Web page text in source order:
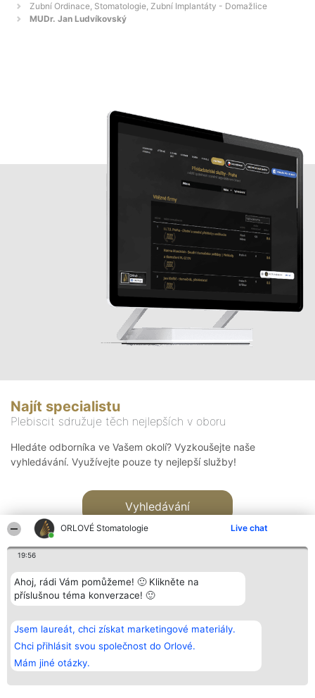
ORLOVÉ Stomatologie Live chat
19:56
Ahoj, rádi Vám pomůžeme! 🙂 Klikněte na
příslušnou téma konverzace! 🙂
Jsem laureát, chci získat marketingové materiály.
Chci přihlásit svou společnost do Orlové.
Mám jiné otázky.
Zubní Ordinace, Stomatologie, Zubní Implantáty - Domažlice
MUDr. Jan Ludvíkovský
Najít specialistu
Plebiscit sdružuje těch nejlepších v oboru
Hledáte odborníka ve Vašem okolí? Vyzkoušejte naše
vyhledávání. Využívejte pouze ty nejlepší služby!
Vyhledávání
Bright Side Solutions sp. z o.
o. sp. k.
ul. Ruska 22
Wrocław 50-079
KRS 0000749100 | Regon
381313360 | NIP 8943132676
Vítězové
Seznam všech
laureátů
Zásady
Zásady
Kontakt